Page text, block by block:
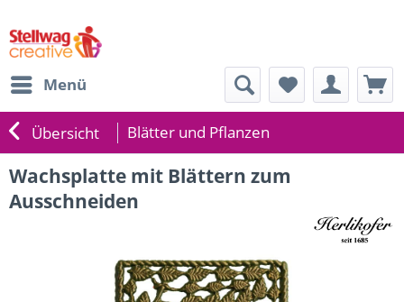
Menü
Übersicht Blätter und Pflanzen
Wachsplatte mit Blättern zum
Ausschneiden